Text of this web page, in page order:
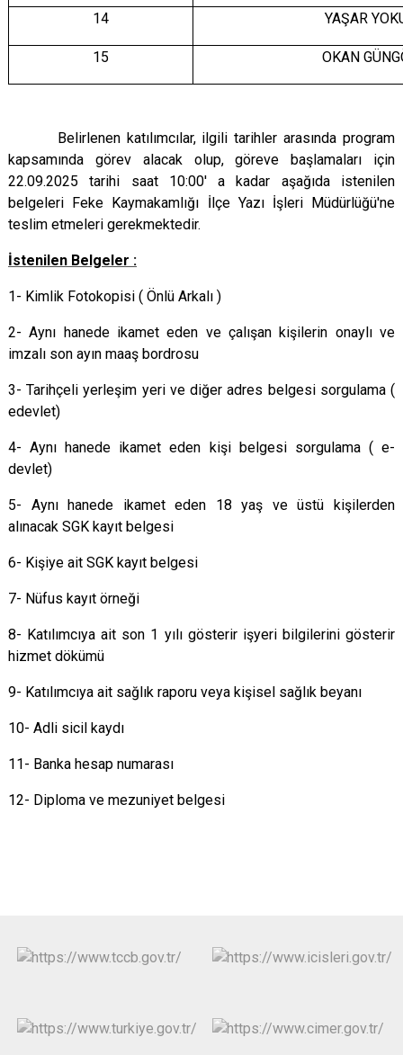
14 YAŞAR
15 OKAN
Belirlenen katılımcılar, ilgili tarihler arasında program
kapsamında görev alacak olup, göreve başlamaları için
22.09.2025 tarihi saat 10:00' a kadar aşağıda istenilen
belgeleri Feke Kaymakamlığı İlçe Yazı İşleri Müdürlüğü'ne
teslim etmeleri gerekmektedir.
İstenilen Belgeler :
1- Kimlik Fotokopisi ( Önlü Arkalı )
2- Aynı hanede ikamet eden ve çalışan kişilerin onaylı ve
imzalı son ayın maaş bordrosu
3- Tarihçeli yerleşim yeri ve diğer adres belgesi sorgulama (
edevlet)
4- Aynı hanede ikamet eden kişi belgesi sorgulama ( e-
devlet)
5- Aynı hanede ikamet eden 18 yaş ve üstü kişilerden
alınacak SGK kayıt belgesi
6- Kişiye ait SGK kayıt belgesi
7- Nüfus kayıt örneği
8- Katılımcıya ait son 1 yılı gösterir işyeri bilgilerini gösterir
hizmet dökümü
9- Katılımcıya ait sağlık raporu veya kişisel sağlık beyanı
10- Adli sicil kaydı
11- Banka hesap numarası
12- Diploma ve mezuniyet belgesi